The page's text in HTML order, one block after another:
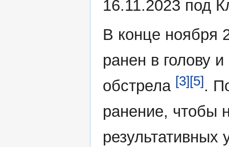
16.11.2023 под
В конце ноября
ранен в голову
обстрела [3][5].
ранение, чтобы